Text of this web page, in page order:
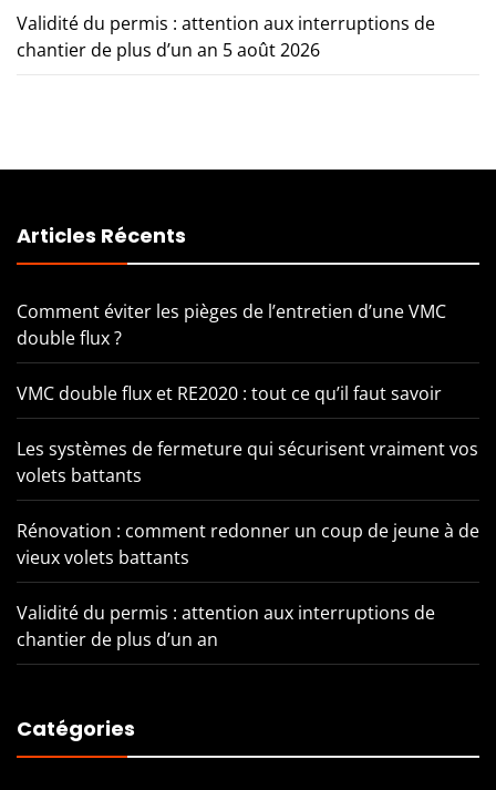
Validité du permis : attention aux interruptions de
chantier de plus d’un an 5 août 2026
Articles Récents
Comment éviter les pièges de l’entretien d’une VMC
double flux ?
VMC double flux et RE2020 : tout ce qu’il faut savoir
Les systèmes de fermeture qui sécurisent vraiment vos
volets battants
Rénovation : comment redonner un coup de jeune à de
vieux volets battants
Validité du permis : attention aux interruptions de
chantier de plus d’un an
Catégories